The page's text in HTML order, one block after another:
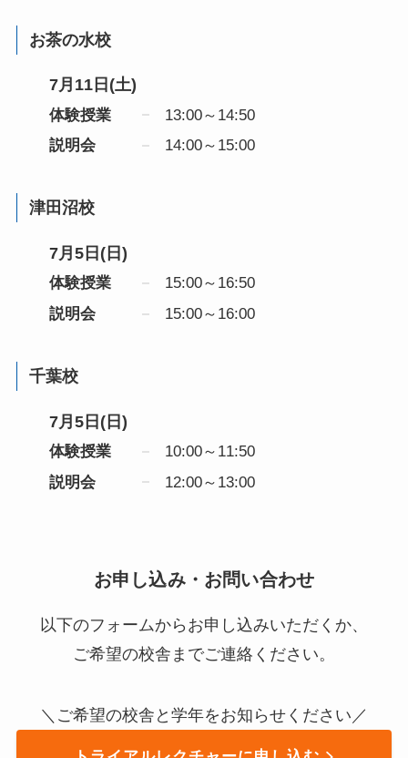
お茶の水校
7月11日(土)
体験授業
13:00～14:50
説明会
14:00～15:00
津田沼校
7月5日(日)
体験授業
15:00～16:50
説明会
15:00～16:00
千葉校
7月5日(日)
体験授業
10:00～11:50
説明会
12:00～13:00
お申し込み・お問い合わせ
以下のフォームからお申し込みいただくか、
ご希望の校舎までご連絡ください。
＼ご希望の校舎と学年をお知らせください／